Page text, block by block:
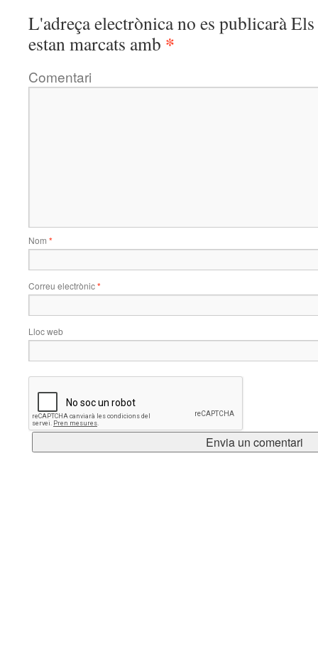
L'adreça electrònica no es publicaràEls
estan marcats amb *
Comentari
Nom *
Correu electrònic*
Lloc web